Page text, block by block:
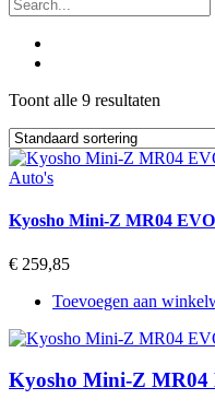
Toont alle 9 resultaten
Auto's
Kyosho Mini-Z MR04
€ 259,85
Toevoegen aan
Kyosho Mini-Z MR04